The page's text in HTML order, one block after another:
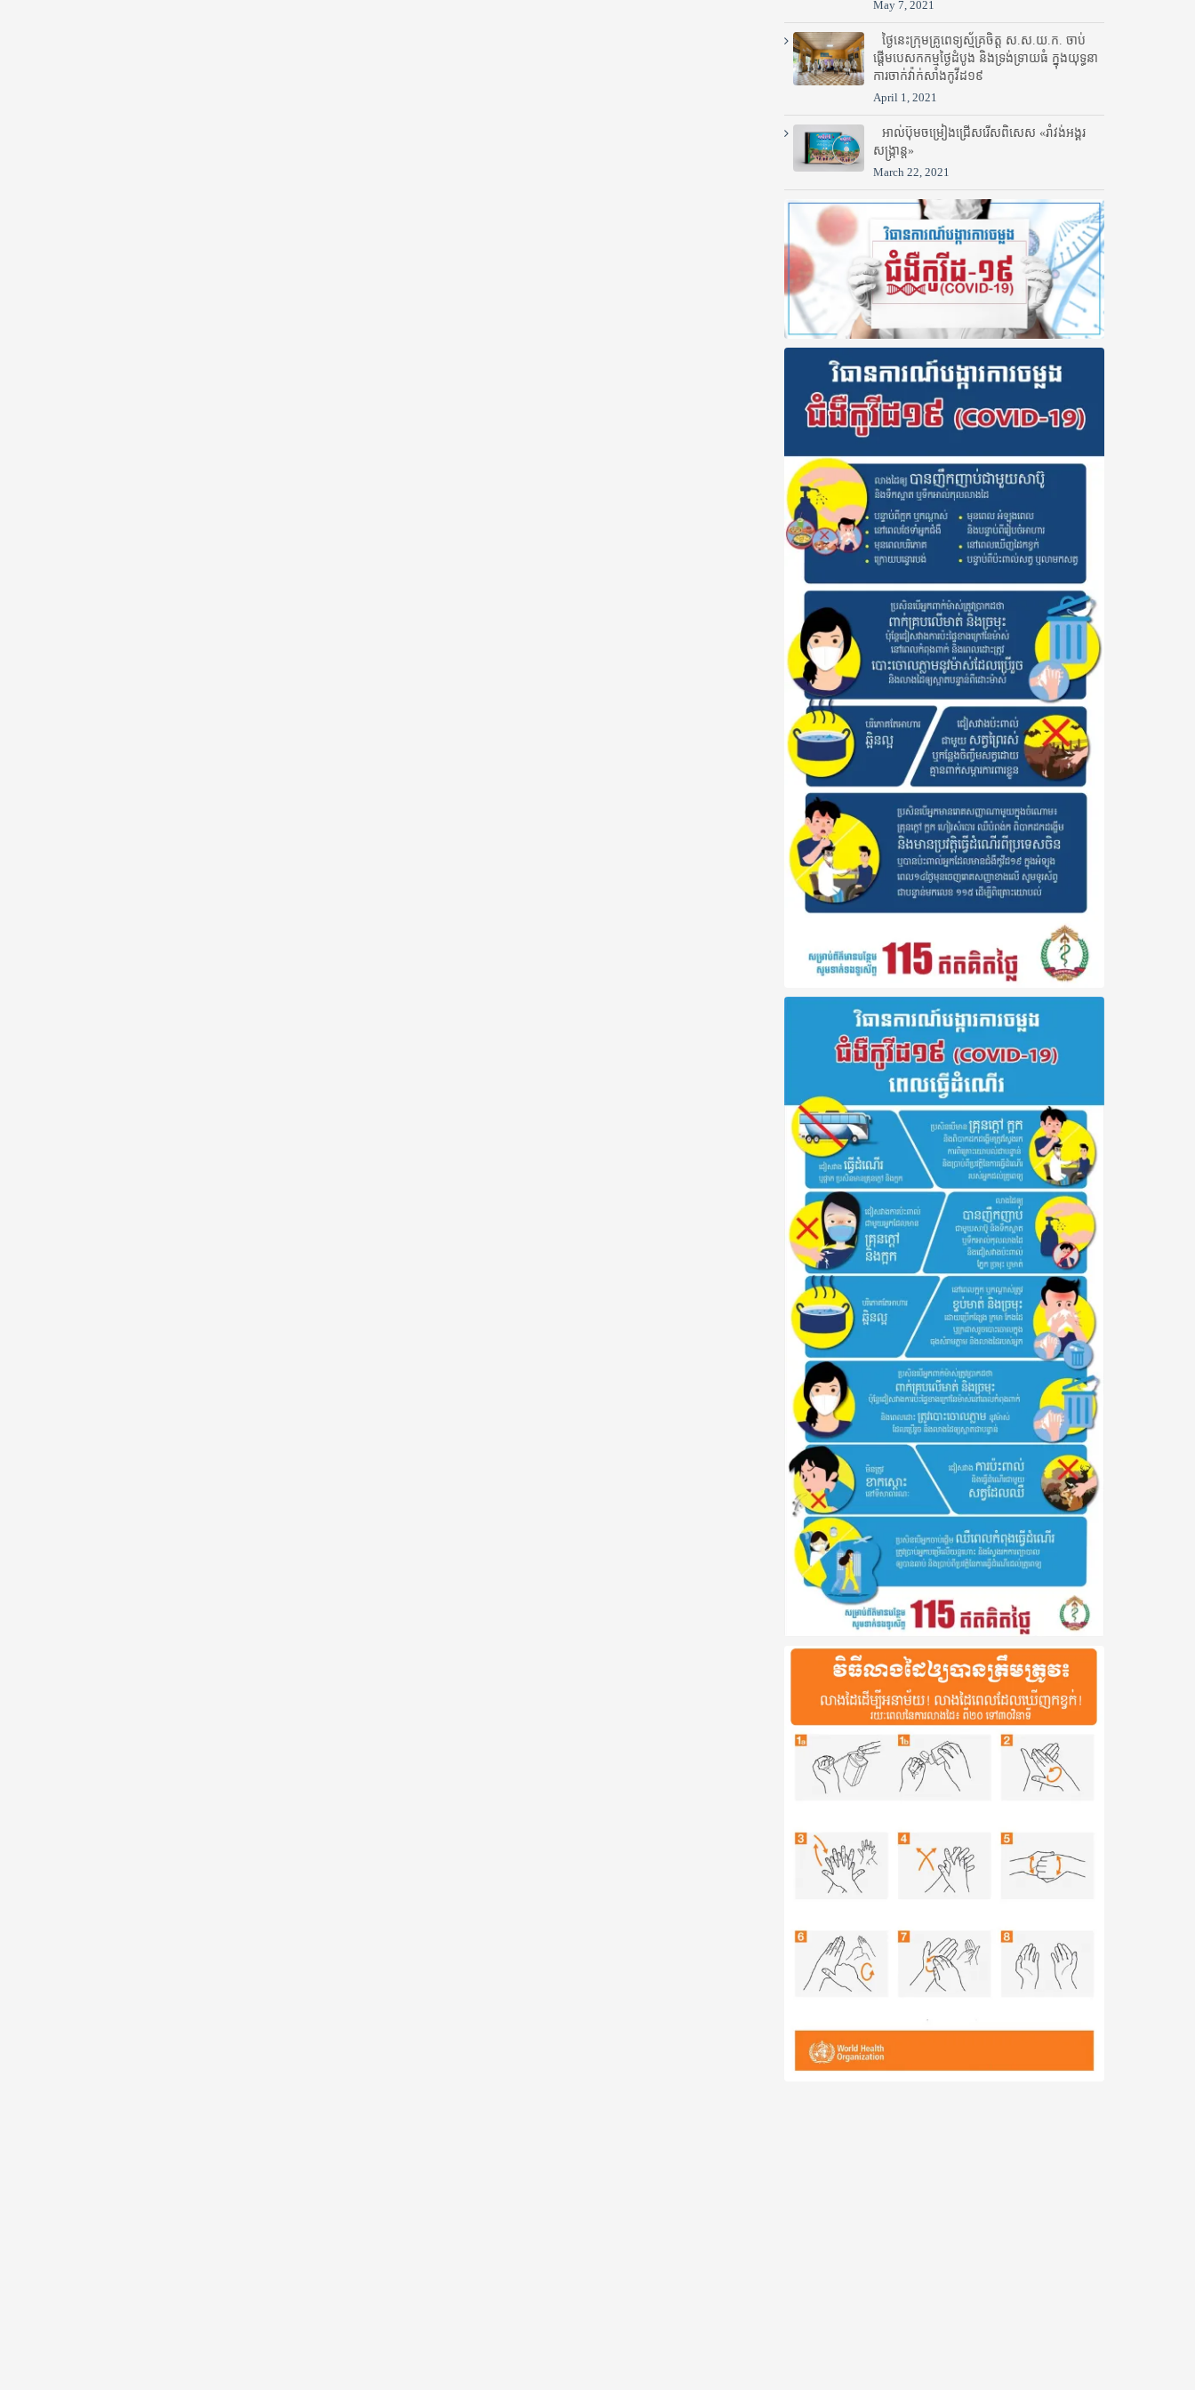
May 7, 2021
ថ្ងៃនេះក្រុមគ្រូពេទ្យស្ម័គ្រចិត្ត ស.ស.យ.ក. ចាប់
ផ្តើមបេសកកម្មថ្ងៃដំបូង និងទ្រង់ទ្រាយធំ ក្នុងយុទ្ធនា
ការចាក់វ៉ាក់សាំងកូវីដ១៩
April 1, 2021
អាល់ប៊ុមចម្រៀងជ្រើសរើសពិសេស «រាំវង់អង្គរ
សង្ក្រាន្ត»
March 22, 2021